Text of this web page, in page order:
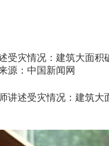
受灾情况：建筑大面积
源：中国新闻网
述受灾情况：建筑大